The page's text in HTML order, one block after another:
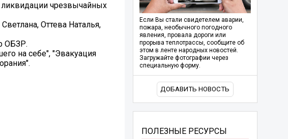
чрезвычайных
Оттева Наталья,
ОБЗР.
на себе", "Эвакуация
Если Вы стали свидетелем аварии,
пожара, необычного погодного
явления, провала дороги или
прорыва теплотрассы, сообщите об
этом в ленте народных новостей.
Загружайте фотографии через
специальную форму.
ДОБАВИТЬ НОВОСТЬ
ПОЛЕЗНЫЕ РЕСУРСЫ